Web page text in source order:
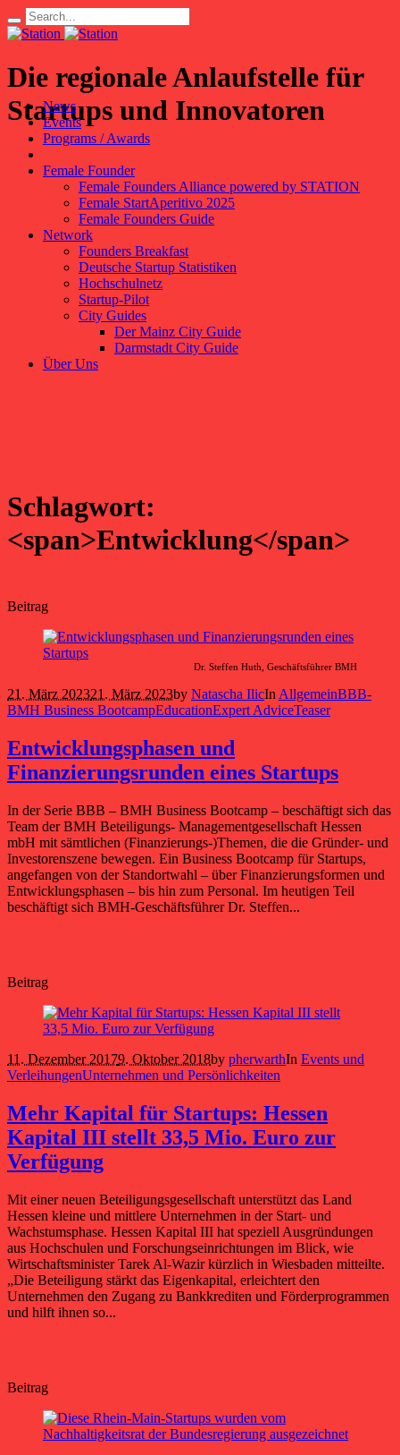
Die regionale Anlaufstelle für
Startups und Innovatoren
News
Events
Programs / Awards
Female Founder
Female Founders Alliance powered by STATION
Female StartAperitivo 2025
Female Founders Guide
Network
Founders Breakfast
Deutsche Startup Statistiken
Hochschulnetz
Startup-Pilot
City Guides
Der Mainz City Guide
Darmstadt City Guide
Über Uns
Schlagwort:
<span>Entwicklung</span>
Beitrag
Dr. Steffen Huth, Geschäftsführer BMH
21. März 202321. März 2023by Natascha IlicIn AllgemeinBBB-
BMH Business BootcampEducationExpert AdviceTeaser
Entwicklungsphasen und
Finanzierungsrunden eines Startups
In der Serie BBB – BMH Business Bootcamp – beschäftigt sich das
Team der BMH Beteiligungs- Managementgesellschaft Hessen
mbH mit sämtlichen (Finanzierungs-)Themen, die die Gründer- und
Investorenszene bewegen. Ein Business Bootcamp für Startups,
angefangen von der Standortwahl – über Finanzierungsformen und
Entwicklungsphasen – bis hin zum Personal. Im heutigen Teil
beschäftigt sich BMH-Geschäftsführer Dr. Steffen...
Beitrag
11. Dezember 20179. Oktober 2018by pherwarthIn Events und
VerleihungenUnternehmen und Persönlichkeiten
Mehr Kapital für Startups: Hessen
Kapital III stellt 33,5 Mio. Euro zur
Verfügung
Mit einer neuen Beteiligungsgesellschaft unterstützt das Land
Hessen kleine und mittlere Unternehmen in der Start- und
Wachstumsphase. Hessen Kapital III hat speziell Ausgründungen
aus Hochschulen und Forschungseinrichtungen im Blick, wie
Wirtschaftsminister Tarek Al-Wazir kürzlich in Wiesbaden mitteilte.
„Die Beteiligung stärkt das Eigenkapital, erleichtert den
Unternehmen den Zugang zu Bankkrediten und Förderprogrammen
und hilft ihnen so...
Beitrag